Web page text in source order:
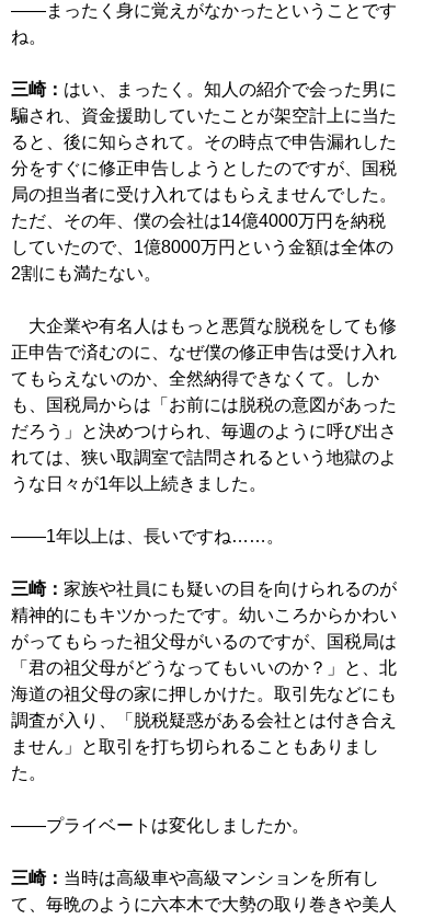
――まったく身に覚えがなかったということです
ね。
三崎： はい、まったく。知人の紹介で会った男に
騙され、資金援助していたことが架空計上に当た
ると、後に知らされて。その時点で申告漏れした
分をすぐに修正申告しようとしたのですが、国税
局の担当者に受け入れてはもらえませんでした。
ただ、その年、僕の会社は14億4000万円を納税
していたので、1億8000万円という金額は全体の
2割にも満たない。
大企業や有名人はもっと悪質な脱税をしても修
正申告で済むのに、なぜ僕の修正申告は受け入れ
てもらえないのか、全然納得できなくて。しか
も、国税局からは「お前には脱税の意図があった
だろう」と決めつけられ、毎週のように呼び出さ
れては、狭い取調室で詰問されるという地獄のよ
うな日々が1年以上続きました。
――1年以上は、長いですね……。
三崎： 家族や社員にも疑いの目を向けられるのが
精神的にもキツかったです。幼いころからかわい
がってもらった祖父母がいるのですが、国税局は
「君の祖父母がどうなってもいいのか？」と、北
海道の祖父母の家に押しかけた。取引先などにも
調査が入り、「脱税疑惑がある会社とは付き合え
ません」と取引を打ち切られることもありまし
た。
――プライベートは変化しましたか。
三崎： 当時は高級車や高級マンションを所有し
て、毎晩のように六本木で大勢の取り巻きや美人